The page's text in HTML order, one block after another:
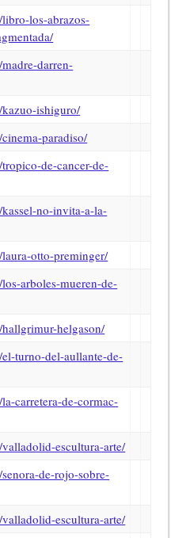
los-abrazos-
darren-
ishiguro/
paradiso/
de-cancer-de-
no-invita-a-la-
otto-preminger/
arboles-mueren-de-
helgason/
turno-del-aullante-de-
carretera-de-cormac-
escultura-arte/
de-rojo-sobre-
escultura-arte/